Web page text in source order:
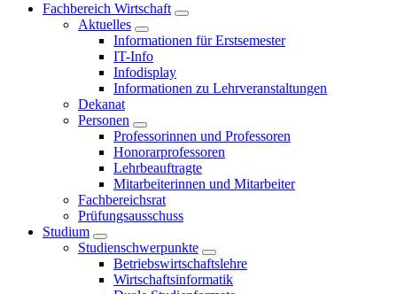
Fachbereich Wirtschaft
Aktuelles
Informationen für Erstsemester
IT-Info
Infodisplay
Informationen zu Lehrveranstaltungen
Dekanat
Personen
Professorinnen und Professoren
Honorarprofessoren
Lehrbeauftragte
Mitarbeiterinnen und Mitarbeiter
Fachbereichsrat
Prüfungsausschuss
Studium
Studienschwerpunkte
Betriebswirtschaftslehre
Wirtschaftsinformatik